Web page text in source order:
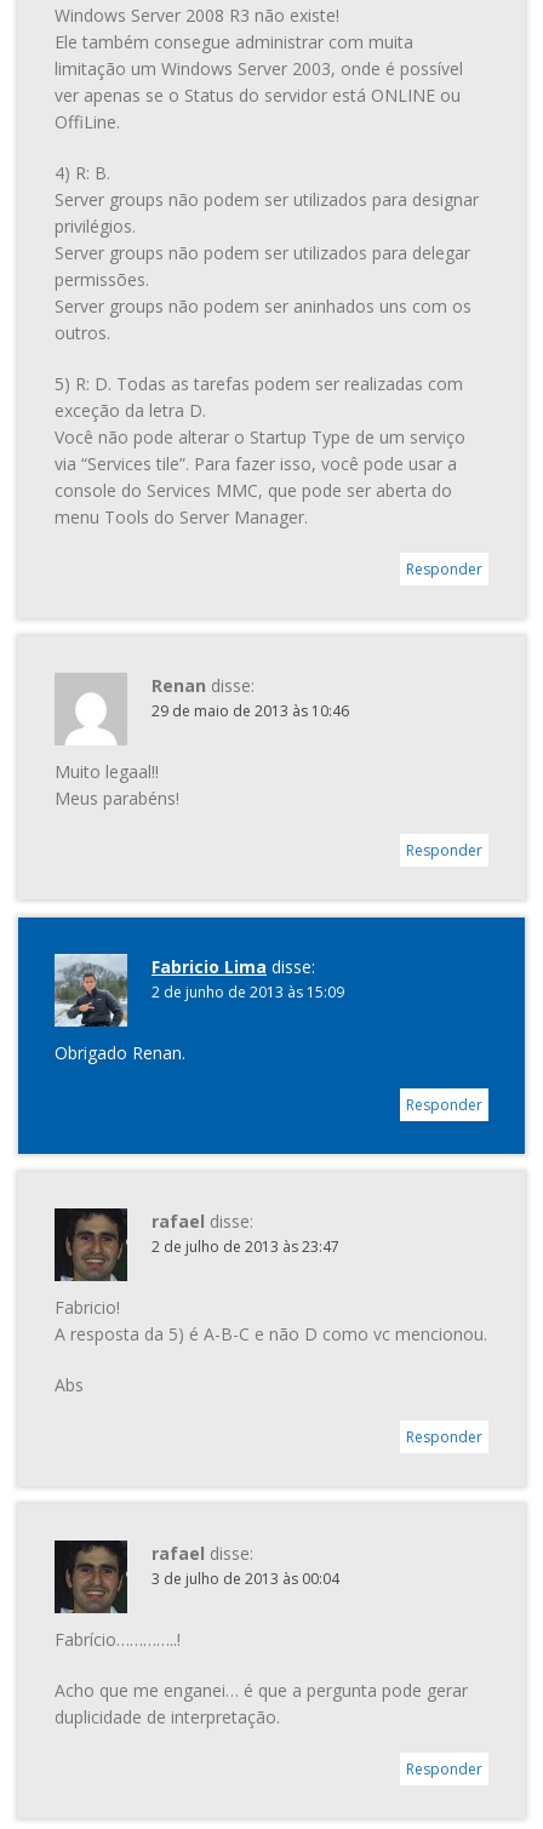
Windows Server 2008 R3 não existe!
Ele também consegue administrar com muita
limitação um Windows Server 2003, onde é possível
ver apenas se o Status do servidor está ONLINE ou
OffiLine.
4) R: B.
Server groups não podem ser utilizados para designar
privilégios.
Server groups não podem ser utilizados para delegar
permissões.
Server groups não podem ser aninhados uns com os
outros.
5) R: D. Todas as tarefas podem ser realizadas com
exceção da letra D.
Você não pode alterar o Startup Type de um serviço
via “Services tile”. Para fazer isso, você pode usar a
console do Services MMC, que pode ser aberta do
menu Tools do Server Manager.
Responder
Renan disse:
29 de maio de 2013 às 10:46
Muito legaal!!
Meus parabéns!
Responder
Fabricio Lima disse:
2 de junho de 2013 às 15:09
Obrigado Renan.
Responder
rafael disse:
2 de julho de 2013 às 23:47
Fabricio!
A resposta da 5) é A-B-C e não D como vc mencionou.
Abs
Responder
rafael disse:
3 de julho de 2013 às 00:04
Fabrício…………..!
Acho que me enganei… é que a pergunta pode gerar
duplicidade de interpretação.
Responder